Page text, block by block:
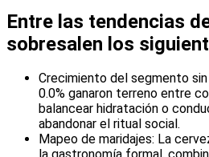
Entre las tendencias
sobresalen los
Crecimiento del segmento
0.0% ganaron terreno entre
balancear hidratación o
abandonar el ritual social.
Mapeo de maridajes: La